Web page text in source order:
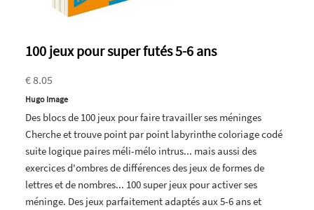
100 jeux pour super futés 5-6 ans
€ 8.05
Hugo Image
Des blocs de 100 jeux pour faire travailler ses méninges
Cherche et trouve point par point labyrinthe coloriage codé
suite logique paires méli-mélo intrus... mais aussi des
exercices d'ombres de différences des jeux de formes de
lettres et de nombres... 100 super jeux pour activer ses
méninge. Des jeux parfaitement adaptés aux 5-6 ans et